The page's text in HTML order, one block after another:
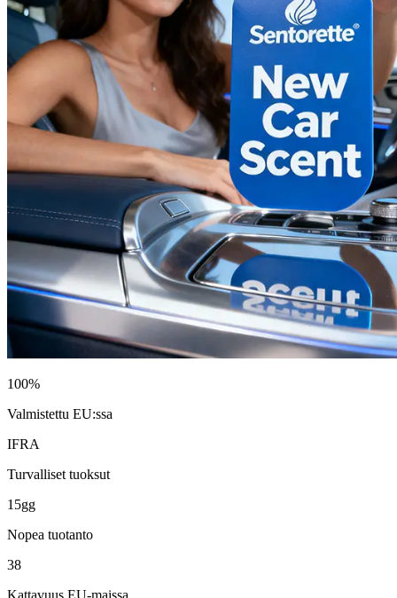
100%
Valmistettu EU:ssa
IFRA
Turvalliset tuoksut
15gg
Nopea tuotanto
38
Kattavuus EU-maissa